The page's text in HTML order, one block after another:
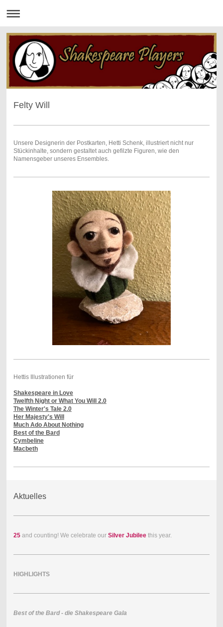
Felty Will
Unsere Designerin der Postkarten, Hetti Schenk, illustriert nicht nur
Stückinhalte, sondern gestaltet auch gefilzte Figuren, wie den
Namensgeber unseres Ensembles.
Hettis Illustrationen für
Shakespeare in Love
Twelfth Night or What You Will 2.0
The Winter's Tale 2.0
Her Majesty's Will
Much Ado About Nothing
Best of the Bard
Cymbeline
Macbeth
Aktuelles
25and counting! We celebrate our Silver Jubileethis year.
HIGHLIGHTS
Best of the Bard - die Shakespeare Gala